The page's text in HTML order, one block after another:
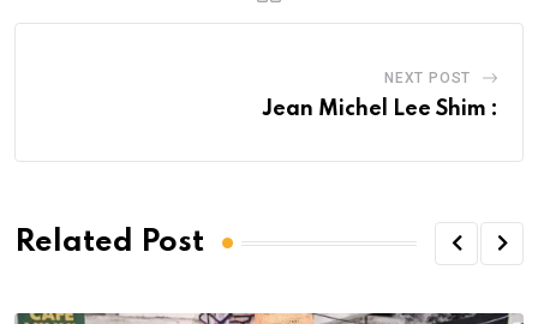
NEXT POST
Jean Michel Lee Shim :
Related Post